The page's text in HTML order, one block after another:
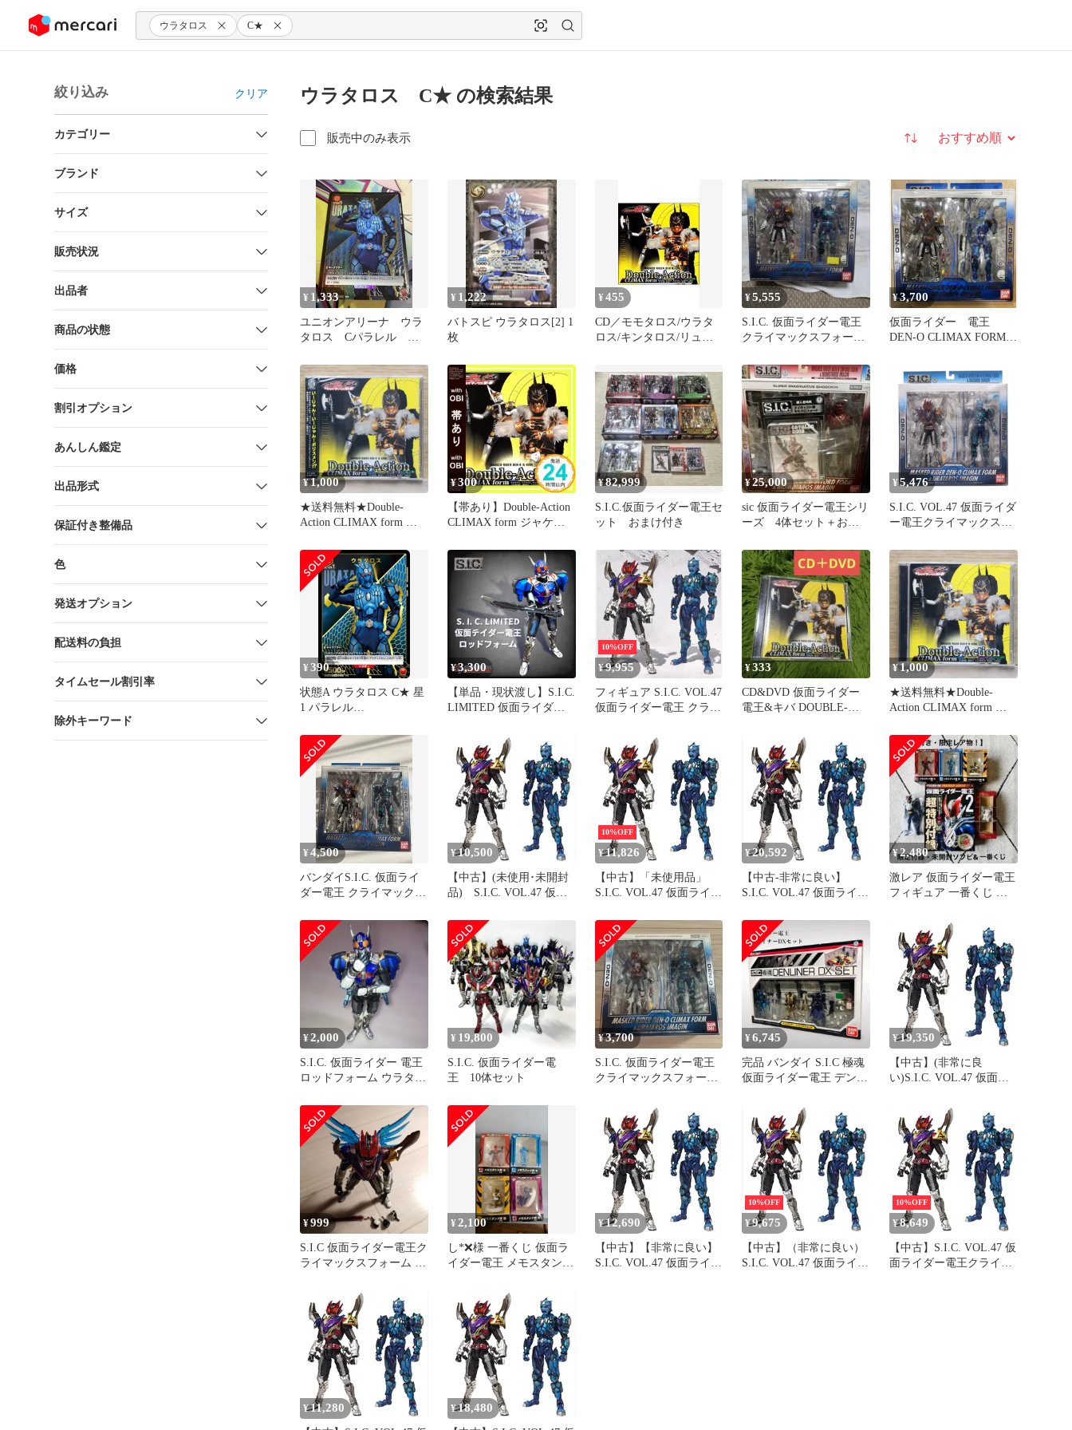
ツにスキップ ウラタロス C★
絞り込み クリア
カテゴリー
ブランド
サイズ
販売状況
出品者
商品の状態
価格
割引オプション
あんしん鑑定
出品形式
保証付き整備品
色
発送オプション
配送料の負担
タイムセール割引率
除外キーワード
ウラタロス C★ の検索結果
販売中のみ表示 並び替え
¥ 1,333
ユニオンアリーナ ウラ
タロス Cパラレル 仮
¥ 1,222
バトスピ ウラタロス[2] 1
枚
¥455
CD／モモタロス/ウラタ
ロス/キンタロス/リュウ
ダー電王&キバ/クライマ
ックス刑事」〜Double-
Action CLIMAX form ジ
ャケットC
¥5,555
S.I.C. 仮面ライダー電王
クライマックスフォーム
¥3,700
仮面ライダー 電王
DEN-O CLIMAX FORM
¥1,000
★送料無料★Double-
Action CLIMAX form ジ
(DVD付)/■モモタロス・
ウラタロス・キンタロ
ス・リュウタロス・デネ
【4988064268337/AVCA26
833B】G03941
¥300
【帯あり】Double-Action
CLIMAX form ジャケッ
[CD] モモタロス・ウラタ
ロス・キンタロス・リュ
ウタロス・デネブ(関俊
彦、遊佐浩二、てらそま
まさき、鈴村健一、大塚
芳忠)? ); )_07
¥82,999
S.I.C.仮面ライダー電王セ
ット おまけ付き
¥25,000
sic 仮面ライダー電王シリ
ーズ 4体セット＋おま
¥ 5,476
S.I.C. VOL.47 仮面ライダ
ー電王クライマックスフ
ジン 完成品 可動フィギ
ュア バンダイ
¥390
状態A ウラタロス C★ 星
1 パラレル
オンアリーナ UNION
ARENA ユニアリ
¥3,300
【単品・現状渡し】S.I.C.
LIMITED 仮面ライダー
10%OFF
¥9,955
フィギュア S.I.C. VOL.47
仮面ライダー電王 クライ
タロス イマジン 「仮面
ライダー電王」【10日以
内発送】
¥333
CD&DVD 仮面ライダー
電王&キバ DOUBLE-
¥1,000
★送料無料★Double-
Action CLIMAX form ジ
(DVD付)/■モモタロス・
ウラタロス・キンタロ
ス・リュウタロス・デネ
ブ/
【4988064268337/AVCA26
833B】F04944
¥4,500
バンダイS.I.C. 仮面ライ
ダー電王 クライマックス
¥10,500
【中古】(未使用･未開封
品) S.I.C. VOL.47 仮面
クスフォーム&ウラタロ
スイマジン ar3p5n1
10%OFF
¥11,826
【中古】「未使用品」
S.I.C. VOL.47 仮面ライダ
ォーム&ウラタロスイマ
ジン
¥20,592
【中古-非常に良い】
S.I.C. VOL.47 仮面ライダ
ォーム&ウラタロスイマ
ジン
¥2,480
激レア 仮面ライダー電王
フィギュア 一番くじ 限
¥2,000
S.I.C. 仮面ライダー 電王
ロッドフォーム ウラタロ
¥ 19,800
S.I.C. 仮面ライダー電
王 10体セット
¥3,700
S.I.C. 仮面ライダー電王
クライマックスフォーム
¥6,745
完品 バンダイ S.I.C 極魂
仮面ライダー電王 デンラ
¥19,350
【中古】(非常に良
い)S.I.C. VOL.47 仮面ラ
スフォーム&ウラタロス
イマジン
¥999
S.I.C 仮面ライダー電王ク
ライマックスフォーム フ
¥ 2,100
し*❌様 一番くじ 仮面ラ
イダー電王 メモスタンド
¥12,690
【中古】【非常に良い】
S.I.C. VOL.47 仮面ライダ
10%OFF
¥9,675
【中古】（非常に良い）
S.I.C. VOL.47 仮面ライダ
10%OFF
¥8,649
【中古】S.I.C. VOL.47 仮
面ライダー電王クライマ
¥11,280 ¥18,480